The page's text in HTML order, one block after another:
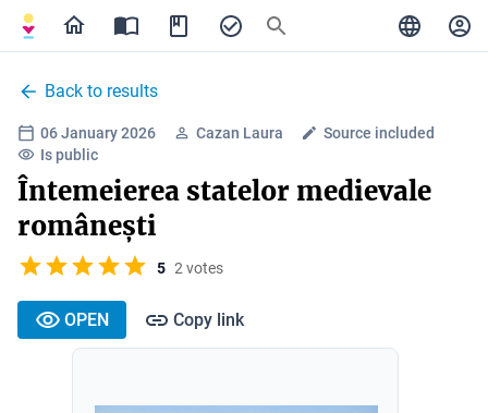
Back to results
06 January 2026 Cazan Laura
Source included
Is public
Întemeierea statelor medievale
românești
5 2 votes
OPEN Copy link